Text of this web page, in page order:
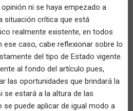
ni se haya empezado a
situación crítica que está
realmente existente, en todos
ese caso, cabe reflexionar sobre lo
del tipo de Estado vigente.
al fondo del artículo pues,
las oportunidades que brindará la
se estará a la altura de las
puede aplicar de igual modo a